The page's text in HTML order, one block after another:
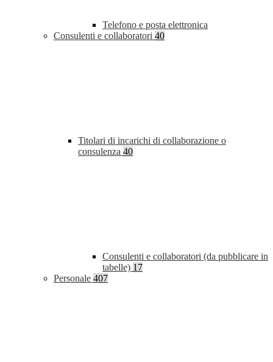
Telefono e posta elettronica
Consulenti e collaboratori 40
Titolari di incarichi di collaborazione o
consulenza 40
Consulenti e collaboratori (da pubblicare in
tabelle) 17
Personale 407